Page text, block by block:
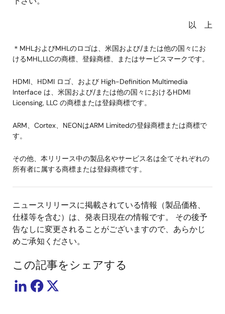
以 上
＊MHLおよびMHLのロゴは、米国および/または他の国々にお
けるMHL,LLCの商標、登録商標、またはサービスマークです。
HDMI、HDMI ロゴ、および High-Definition Multimedia
Interface は、米国および/または他の国々におけるHDMI
Licensing, LLC の商標または登録商標です。
ARM、Cortex、NEONはARM Limitedの登録商標または商標で
す。
その他、本リリース中の製品名やサービス名は全てそれぞれの
所有者に属する商標または登録商標です。
ニュースリリースに掲載されている情報（製品価格、
仕様等を含む）は、発表日現在の情報です。 その後予
告なしに変更されることがございますので、あらかじ
めご承知ください。
この記事をシェアする